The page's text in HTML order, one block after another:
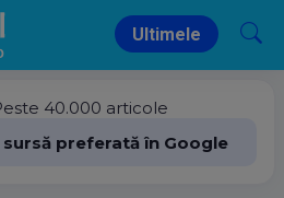
Ultimele
40.000 articole
preferată în Google